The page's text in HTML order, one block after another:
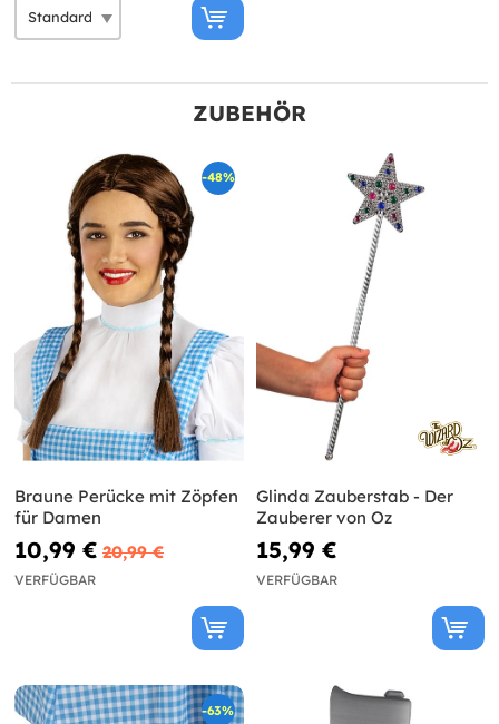
ZUBEHÖR
-48%
Braune Perücke mit Zöpfen
für Damen
10,99 € 20,99 €
VERFÜGBAR
Glinda Zauberstab - Der
Zauberer von Oz
15,99 €
VERFÜGBAR
-63%